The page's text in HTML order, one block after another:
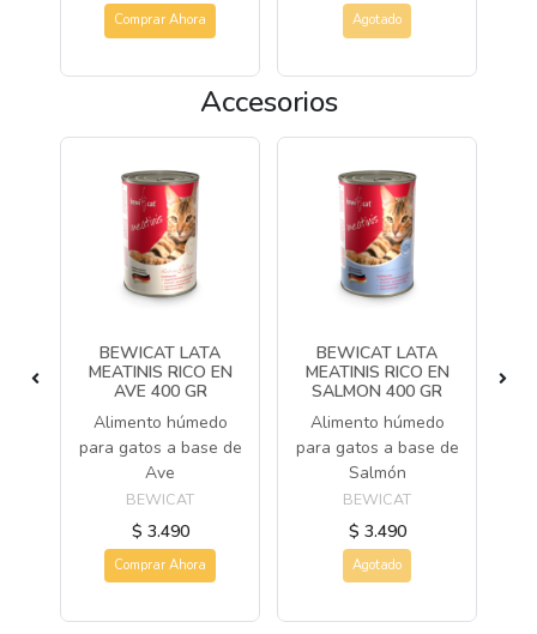
Comprar Ahora Agotado
Accesorios
BEWICAT LATA
MEATINIS RICO EN
AVE 400 GR
Alimento húmedo
para gatos a base de
Ave
BEWICAT
$ 3.490
Comprar Ahora
BEWICAT LATA
MEATINIS RICO EN
SALMON 400 GR
Alimento húmedo
para gatos a base de
Salmón
BEWICAT
$ 3.490
Agotado